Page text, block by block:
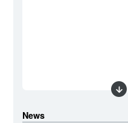
News